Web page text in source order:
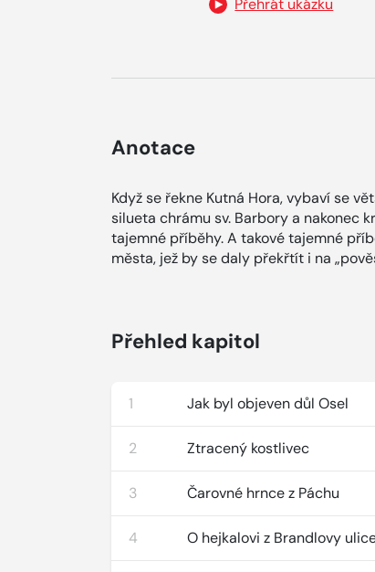
Přehrát ukázku
Anotace
Když se řekne Kutná Hora, vybaví se
silueta chrámu sv. Barbory a nakonec
tajemné příběhy. A takové tajemné
města, jež by se daly překřtít i na
Přehled kapitol
1 Jak byl objeven důl Osel
2 Ztracený kostlivec
3 Čarovné hrnce z Páchu
4 O hejkalovi z Brandlovy